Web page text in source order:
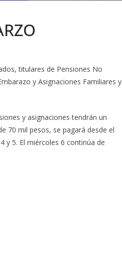
titulares de Pensiones No
y Asignaciones Familiares y
y asignaciones tendrán un
70 mil pesos, se pagará desde el
y 5. El miércoles 6 continúa de